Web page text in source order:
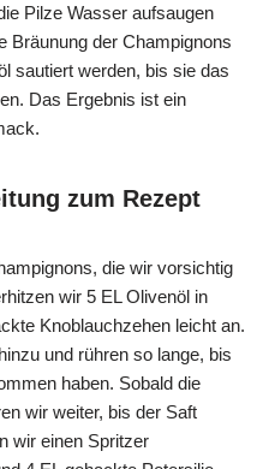
Pilze Wasser aufsaugen
Bräunung der Champignons
sautiert werden, bis sie das
Das Ergebnis ist ein
zum Rezept
die wir vorsichtig
wir 5 EL Olivenöl in
Knoblauchzehen leicht an.
und rühren so lange, bis
haben. Sobald die
wir weiter, bis der Saft
wir einen Spritzer